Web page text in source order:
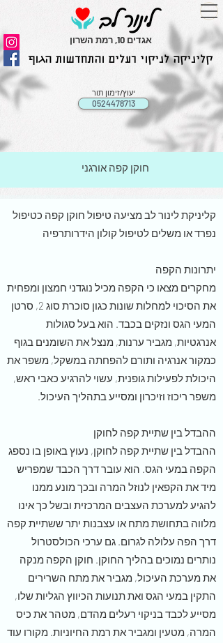
אגדים 10, רמת השרון
קליניקה לניקוי רעלים והתחדשות הגוף
יעוץ/זימון תור
0524478713
חוקן קפה אורגני
קליניקת לינור לב מציעה טיפול חוקן קפה כטיפול
נפרד או משלים לטיפול קולון הידרותרפיה
יתרונות הקפה
מחקרים מצאו כי הקפה מכיל נוגדני חמצון ומפחית
את הסיכוי למחלות שונות כגון סוכרת סוג 2, סרטן
המעי הגס ונזקים בכבד. הוא בעל סגולות
אנרגטיות, מגביר ערנות, מנצל את השומנים בגוף
כמקור אנרגיה ותורם להפחתה במשקל, משפר את
היכולת לפעילות גופנית, עשוי להרגיע כאבי ראש,
משפר ריכוז וזיכרון ומסייע בתהליך העיכול.
ההבדל בין שתיית קפה לחוקן
ההבדל בין שתיית קפה לחוקן, נעוץ באופן בו נספג
הקפה במעי הגס. הוא עובר דרך הכבד שמפריש
מיד את הקפאין לנוזל המרה ובכך מונע ממנו
להגיע למערכת העצבים המרכזית ובשל כך אינו
מלווה בתחושת מתח או עצבנות יתר ששתיית קפה
דרך הפה עלולה לגרום. גם ערכי הכולסטרול
נותרים נמוכים בהליך החוקן. חוקן הקפה מנקה
את מערכת העיכול, מגביר את מתח השרירים
התקין במעי הגס ואת תנועות הכיווץ הגליות שלו,
מסייע לכבד בניקוי רעלים מהדם, מטהר את כיס
המרה, מטעין ומגביר את רמת החיוניות. מקורו עוד